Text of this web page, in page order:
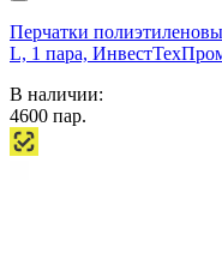
Перчатки
L, 1 пара,
В наличии:
4600 пар.